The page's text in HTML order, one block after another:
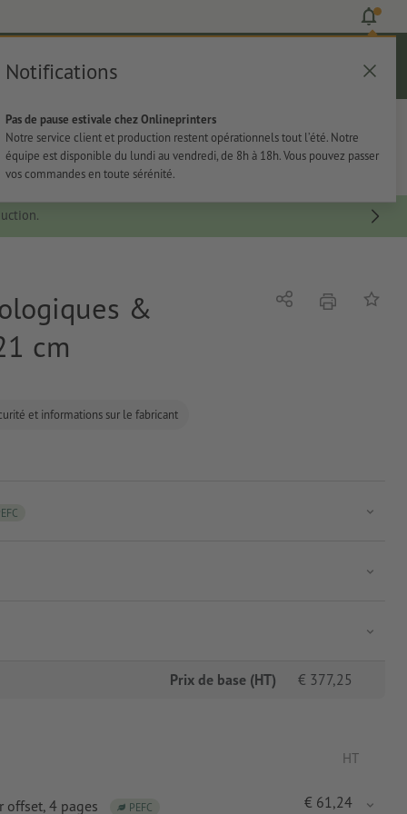
Notifications
Pas de pause estivale chez Onlineprinters
Notre service client et production restent opérationnels tout l’été. Notre
équipe est disponible du lundi au vendredi, de 8h à 18h. Vous pouvez passer
vos commandes en toute sérénité.
Panier
Papeterie Autocollants
&
cm
et informations sur le fabricant
Partagerimprimer
Prix de base (HT) € 377,25
HT
offset, 4 pages PEFC € 61,24